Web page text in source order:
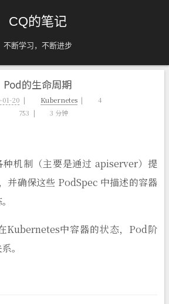
CQ的笔记
不断学习，不断进步
Pod的生命周期
01-20 Kubernetes
4
753
3 分钟
机制（主要是通过 apiserver）提
并确保这些 PodSpec 中描述的容器
Kubernetes中容器的状态，Pod阶
。